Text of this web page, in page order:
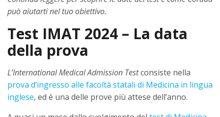
può aiutarti nel tuo obiettivo.
Test IMAT 2024 – La data
della prova
L’International Medical Admission Testconsiste nella
prova d’ingresso alle facoltà statali di Medicina in lingua
inglese, ed è una delle prove più attese dell’anno.